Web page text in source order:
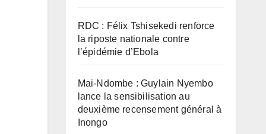
RDC : Félix Tshisekedi renforce
la riposte nationale contre
l’épidémie d’Ebola
Mai-Ndombe : Guylain Nyembo
lance la sensibilisation au
deuxième recensement général à
Inongo